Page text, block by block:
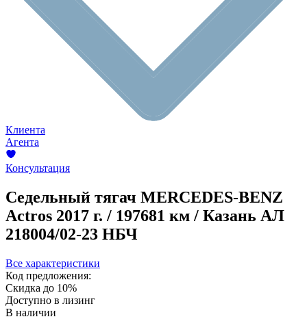
Клиента
Агента
Консультация
Седельный тягач MERCEDES-BENZ
Actros 2017 г. / 197681 км / Казань АЛ
218004/02-23 НБЧ
Все характеристики
Код предложения:
Скидка до 10%
Доступно в лизинг
В наличии